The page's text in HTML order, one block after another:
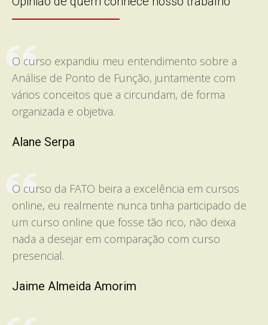
O curso expandiu meu entendimento sobre a
Análise de Ponto de Função, juntamente com
vários conceitos que a circundam, de forma
organizada e objetiva.
Alane Serpa
O curso da FATO beira a excelência em cursos
online, eu realmente nunca tinha participado de
um curso online que fosse tão rico, não deixa
nada a desejar em comparação com curso
presencial.
Jaime Almeida Amorim